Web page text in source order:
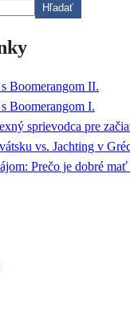
Hľadať
Boomerangom II.
Boomerangom I.
sprievodca pre
vs. Jachting v
Prečo je dobré